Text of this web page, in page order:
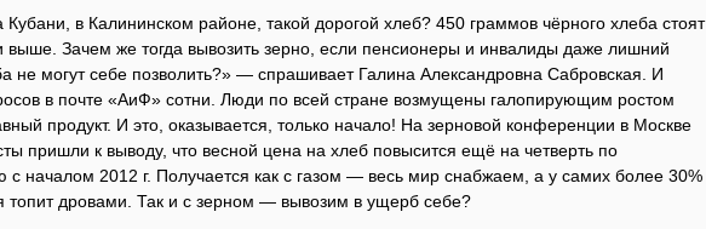
в Калининском районе, такой дорогой хлеб? 450 граммов чёрного хлеба стоят
выше. Зачем же тогда вывозить зерно, если пенсионеры и инвалиды даже лишний
не могут себе позволить?» — спрашивает Галина Александровна Сабровская. И
в почте «АиФ» сотни. Люди по всей стране возмущены галопирующим ростом
продукт. И это, оказывается, только начало! На зерновой конференции в Москве
пришли к выводу, что весной цена на хлеб повысится ещё на четверть по
с началом 2012 г. Получается как с газом — весь мир снабжаем, а у самих более 30%
топит дровами. Так и с зерном — вывозим в ущерб себе?